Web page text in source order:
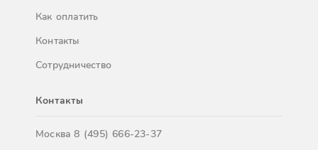
Как оплатить
Контакты
Сотрудничество
Контакты
Москва8 (495) 666-23-37